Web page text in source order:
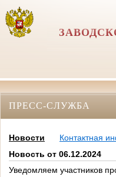
ПРЕСС-СЛУЖБА
Новости
Контактная
Новость от 06.12.2024
Уведомляем участников